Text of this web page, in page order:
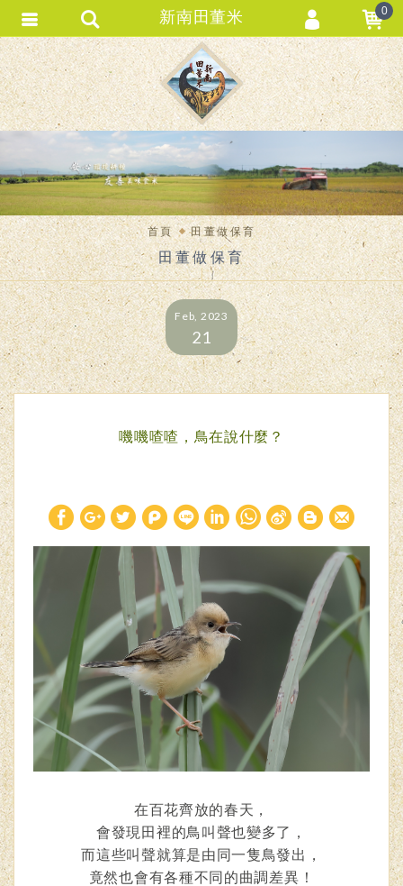
首頁 田董做保育
田董做保育
Feb, 2023
21
嘰嘰喳喳，鳥在說什麼？
W
h
t
p
S
i
a
W
e
i
b
在百花齊放的春天，
會發現田裡的鳥叫聲也變多了，
而這些叫聲就算是由同一隻鳥發出，
竟然也會有各種不同的曲調差異！
新南田董米 0
會員登入
會員註冊
忘記密碼
訂單查詢
匯款通知